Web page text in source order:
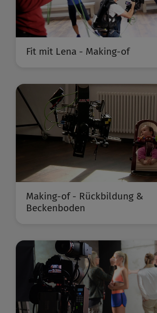
Fit mit Lena - Making-of
Making-of - Rückbildung &
Beckenboden